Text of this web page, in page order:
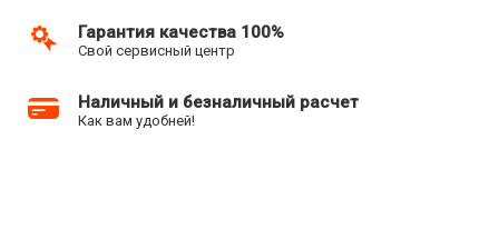
Гарантия качества 100%
Свой сервисный центр
Наличный и безналичный расчет
Как вам удобней!